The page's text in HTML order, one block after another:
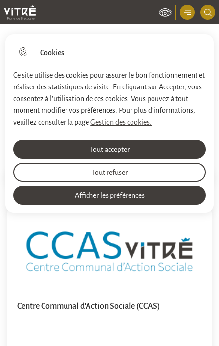
Cookies
Ce site utilise des cookies pour assurer le bon fonctionnement et
réaliser des statistiques de visite. En cliquant sur Accepter, vous
consentez à l'utilisation de ces cookies. Vous pouvez à tout
moment modifier vos préférences. Pour plus d'informations,
veuillez consulter la pageGestion des cookies.
Afficher les préférences
Tout accepter
Tout refuser
Aller
au
menu
Aller à la
recherche
Aller au
contenu
principal
Consulter le
plan du site
Ville de Vitré
Menu principal
Santé & Solidarités
Accueil
Centre Communal d'Action Sociale (CCAS)